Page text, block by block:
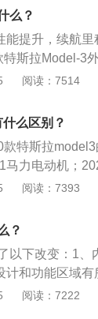
示的最大区别
时，系统会
且当车胎气压
个车轮逐一排
路况信息显
款却简配
评。3、车内氛
这个配置却被
么？
能提升，续航
斯拉Model-3
质装饰取代了
比如中控台银
。
阅读：7514
么区别？
特斯拉
力电动机；
：2021款特斯
，轴距为
阅读：7393
？
以下改变：1
计和功能区域
改为手机无线
阅读：7222